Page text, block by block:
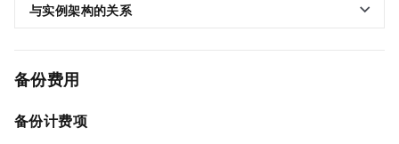
与实例架构的关系
备份费用
备份计费项